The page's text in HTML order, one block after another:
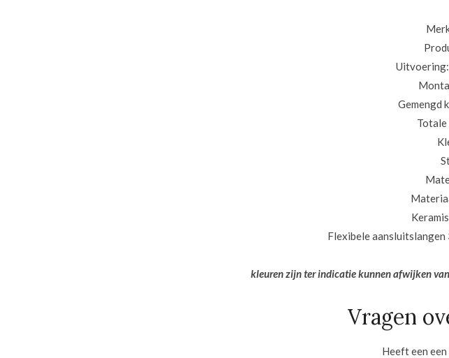
Uitvoering:
Gemengd
Flexibele
kleuren zijn ter indicatie kunnen afwijken
Vragen
Heeft een